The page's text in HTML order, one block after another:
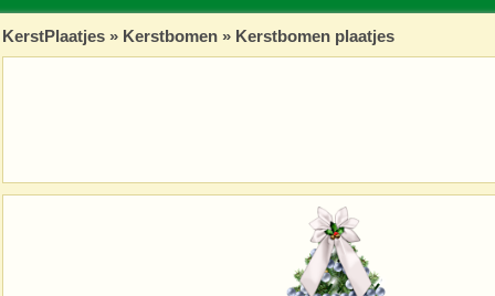
KerstPlaatjes » Kerstbomen » Kerstbomen plaatjes